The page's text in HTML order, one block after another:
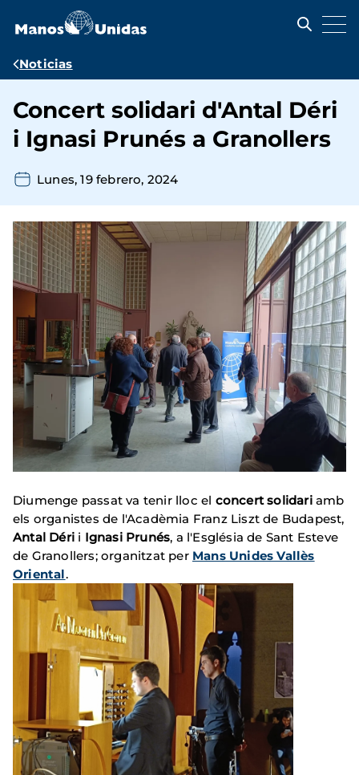
contenido
Ruta
navegación
Noticias
Concert solidari d'Antal Déri
i Ignasi Prunés a Granollers
Lunes, 19 febrero, 2024
Diumenge passat va tenir lloc el concert solidariamb
els organistes de l'Acadèmia Franz Liszt de Budapest,
Antal Déri i Ignasi Prunés, a l'Església de Sant Esteve
de Granollers; organitzat per Mans Unides Vallès
Oriental.